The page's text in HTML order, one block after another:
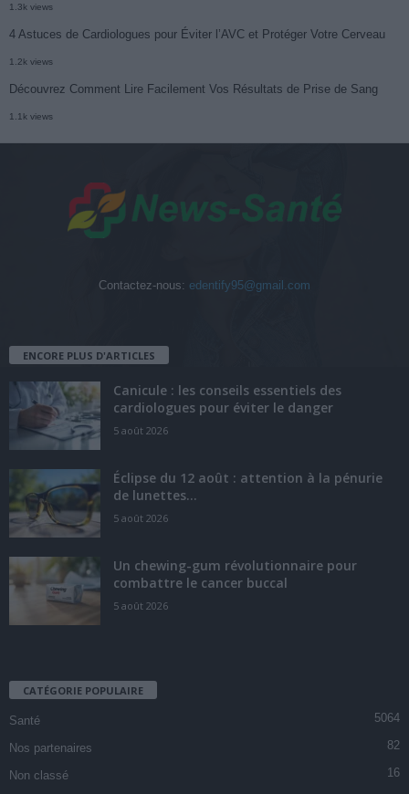
1.3k views
4 Astuces de Cardiologues pour Éviter l’AVC et Protéger Votre Cerveau
1.2k views
Découvrez Comment Lire Facilement Vos Résultats de Prise de Sang
1.1k views
Contactez-nous: edentify95@gmail.com
ENCORE PLUS D'ARTICLES
Canicule : les conseils essentiels des
cardiologues pour éviter le danger
5 août 2026
Éclipse du 12 août : attention à la pénurie
de lunettes...
5 août 2026
Un chewing-gum révolutionnaire pour
combattre le cancer buccal
5 août 2026
CATÉGORIE POPULAIRE
Santé 5064
Nos partenaires 82
Non classé 16